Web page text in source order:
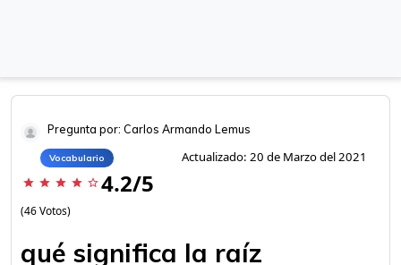
Pregunta por: Carlos Armando Lemus
Vocabulario Actualizado: 20 de Marzo del 2021
star star star star star_border 4.2/5
(46 Votos)
qué significa la raíz